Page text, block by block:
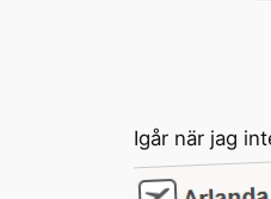
Igår när jag